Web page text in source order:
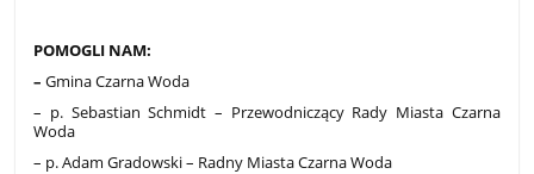
POMOGLI NAM:
–Gmina Czarna Woda
– p. Sebastian Schmidt – Przewodniczący Rady Miasta Czarna
Woda
– p. Adam Gradowski – Radny Miasta Czarna Woda